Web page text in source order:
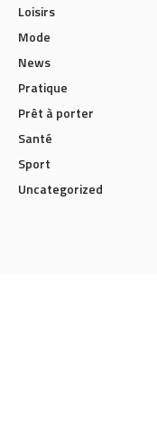
Loisirs
Mode
News
Pratique
Prêt à porter
Santé
Sport
Uncategorized